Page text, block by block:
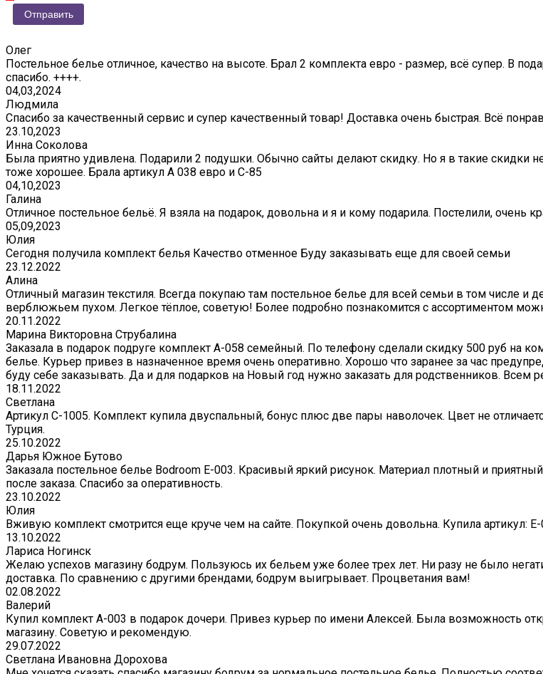
Олег
Постельное белье отличное, качество на высоте. Брал 2 комплекта евро - размер, всё супер. В
спасибо. ++++.
04,03,2024
Людмила
Спасибо за качественный сервис и супер качественный товар! Доставка очень быстрая. Всё
23.10,2023
Инна Соколова
Была приятно удивлена. Подарили 2 подушки. Обычно сайты делают скидку. Но я в такие скидки
тоже хорошее. Брала артикул А 038 евро и С-85
04,10,2023
Галина
Отличное постельное бельё. Я взяла на подарок, довольна и я и кому подарила. Постелили, очень
05,09,2023
Юлия
Сегодня получила комплект белья Качество отменное Буду заказывать еще для своей семьи
23.12.2022
Алина
Отличный магазин текстиля. Всегда покупаю там постельное белье для всей семьи в том числе и
верблюжьем пухом. Легкое тёплое, советую! Более подробно познакомится с ассортиментом
20.11.2022
Марина Викторовна Струбалина
Заказала в подарок подруге комплект А-058 семейный. По телефону сделали скидку 500 руб на
белье. Курьер привез в назначенное время очень оперативно. Хорошо что заранее за час
буду себе заказывать. Да и для подарков на Новый год нужно заказать для родственников. Всем
18.11.2022
Светлана
Артикул С-1005. Комплект купила двуспальный, бонус плюс две пары наволочек. Цвет не
Турция.
25.10.2022
Дарья Южное Бутово
Заказала постельное белье Bodroom E-003. Красивый яркий рисунок. Материал плотный и
после заказа. Спасибо за оперативность.
23.10.2022
Юлия
Вживую комплект смотрится еще круче чем на сайте. Покупкой очень довольна. Купила артикул: E-
13.10.2022
Лариса Ногинск
Желаю успехов магазину бодрум. Пользуюсь их бельем уже более трех лет. Ни разу не было
доставка. По сравнению с другими брендами, бодрум выигрывает. Процветания вам!
02.08.2022
Валерий
Купил комплект A-003 в подарок дочери. Привез курьер по имени Алексей. Была возможность
магазину. Советую и рекомендую.
29.07.2022
Светлана Ивановна Дорохова